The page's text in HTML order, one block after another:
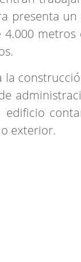
presenta
exterior.